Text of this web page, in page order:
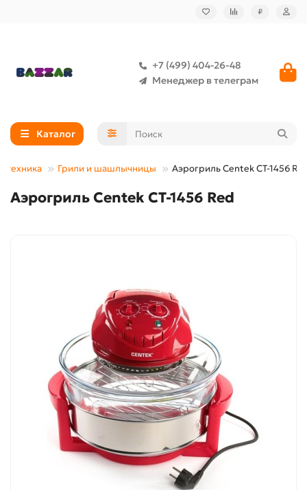
₽
+7 (499) 404-26-48
Менеджер в телеграм
Каталог
техника Грили и шашлычницы Аэрогриль Centek CT-1456
Аэрогриль Centek CT-1456 Red